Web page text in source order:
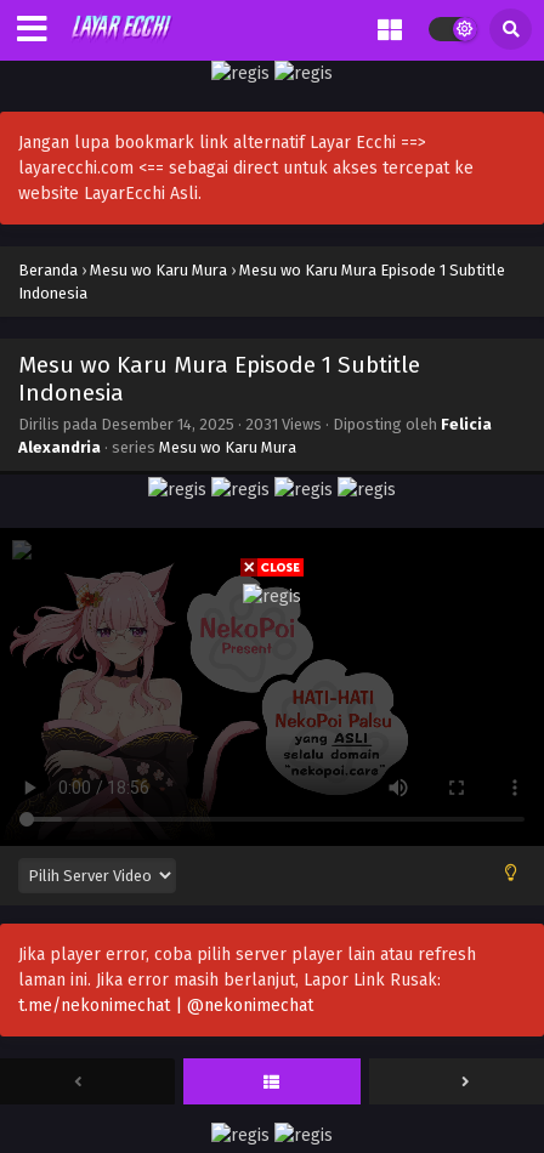
Jangan lupa bookmark link alternatif Layar Ecchi ==>
layarecchi.com <== sebagai direct untuk akses tercepat ke
website LayarEcchi Asli.
Beranda › Mesu wo Karu Mura › Mesu wo Karu Mura Episode 1 Subtitle
Indonesia
Mesu wo Karu Mura Episode 1 Subtitle
Indonesia
Dirilis pada Desember 14, 2025 · 2031 Views · Diposting oleh Felicia
Alexandria · series Mesu wo Karu Mura
Jika player error, coba pilih server player lain atau refresh
laman ini. Jika error masih berlanjut, Lapor Link Rusak:
t.me/nekonimechat | @nekonimechat